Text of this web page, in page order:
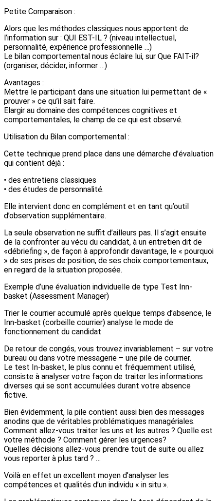
Petite Comparaison :
Alors que les méthodes classiques nous apportent de
l’information sur : QUI EST-IL ? (niveau intellectuel,
personnalité, expérience professionnelle …)
Le bilan comportemental nous éclaire lui, sur Que FAIT-il?
(organiser, décider, informer …)
Avantages :
Mettre le participant dans une situation lui permettant de «
prouver » ce qu’il sait faire.
Elargir au domaine des compétences cognitives et
comportementales, le champ de ce qui est observé.
Utilisation du Bilan comportemental :
Cette technique prend place dans une démarche d’évaluation
qui contient déjà :
• des entretiens classiques
• des études de personnalité.
Elle intervient donc en complément et en tant qu’outil
d’observation supplémentaire.
La seule observation ne suffit d’ailleurs pas. Il s’agit ensuite
de la confronter au vécu du candidat, à un entretien dit de
«débriefing », de façon à approfondir davantage, le « pourquoi
» de ses prises de position, de ses choix comportementaux,
en regard de la situation proposée.
Exemple d’une évaluation individuelle de type Test Inn-
basket (Assessment Manager)
Trier le courrier accumulé après quelque temps d’absence, le
Inn-basket (corbeille courrier) analyse le mode de
fonctionnement du candidat
De retour de congés, vous trouvez invariablement – sur votre
bureau ou dans votre messagerie – une pile de courrier.
Le test In-basket, le plus connu et fréquemment utilisé,
consiste à analyser votre façon de traiter les informations
diverses qui se sont accumulées durant votre absence
fictive.
Bien évidemment, la pile contient aussi bien des messages
anodins que de véritables problématiques managériales.
Comment allez-vous traiter les uns et les autres ? Quelle est
votre méthode ? Comment gérer les urgences?
Quelles décisions allez-vous prendre tout de suite ou allez
vous reporter à plus tard ? …
Voilà en effet un excellent moyen d’analyser les
compétences et qualités d’un individu « in situ ».